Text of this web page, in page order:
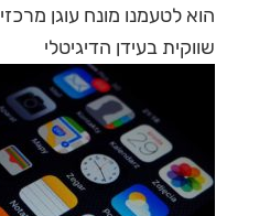
הוא לטעמנו מונח עוגן
שווקית בעידן הדיגיטלי